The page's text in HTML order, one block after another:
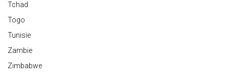
Tchad
Togo
Tunisie
Zambie
Zimbabwe